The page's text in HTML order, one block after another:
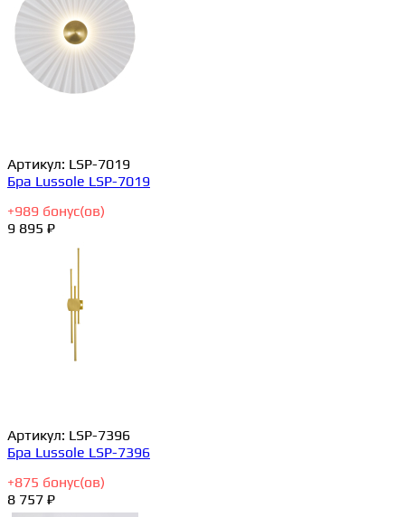
Артикул: LSP-7019
Бра Lussole LSP-7019
+989 бонус(ов)
9 895 ₽
Артикул: LSP-7396
Бра Lussole LSP-7396
+875 бонус(ов)
8 757 ₽